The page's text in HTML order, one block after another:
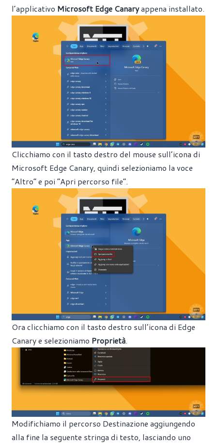
l’applicativo Microsoft Edge Canaryappena installato.
Clicchiamo con il tasto destro del mouse sull’icona di
Microsoft Edge Canary, quindi selezioniamo la voce
“Altro” e poi “Apri percorso file”.
Ora clicchiamo con il tasto destro sull’icona di Edge
Canary e selezioniamo Proprietà.
Modifichiamo il percorso Destinazione aggiungendo
alla fine la seguente stringa di testo, lasciando uno